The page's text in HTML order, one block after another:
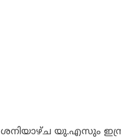
ശനിയാഴ്ച യു.എസും